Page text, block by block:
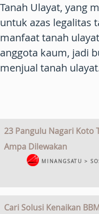
Tanah Ulayat, yang
untuk azas legalitas
manfaat tanah
anggota kaum, jadi
menjual tanah
23 Pangulu Nagari Koto
Ampa Dilewakan
MINANGSATU >
Cari Solusi Kenaikan